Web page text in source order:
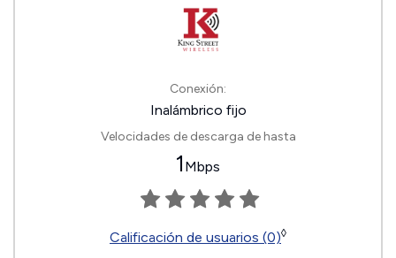
Conexión:
Inalámbrico fijo
Velocidades de descarga de hasta
1 Mbps
Calificación de usuarios (0)◊